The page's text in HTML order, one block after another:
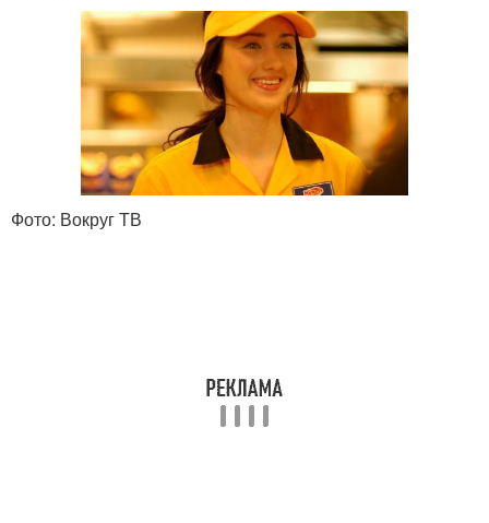
Фото: Вокруг ТВ